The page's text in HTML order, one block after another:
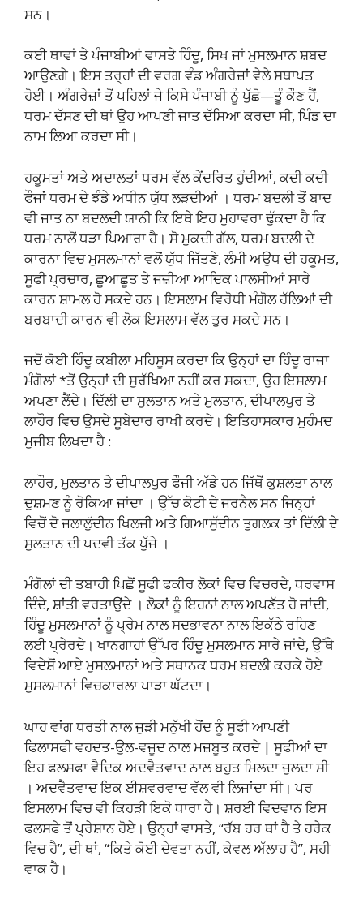
ਸਨ।
ਕਈ ਥਾਵਾਂ ਤੇ ਪੰਜਾਬੀਆਂ ਵਾਸਤੇ ਹਿੰਦੂ, ਸਿਖ ਜਾਂ ਮੁਸਲਮਾਨ ਸ਼ਬਦ
ਆਉਣਗੇ। ਇਸ ਤਰ੍ਹਾਂ ਦੀ ਵਰਗ ਵੰਡ ਅੰਗਰੇਜ਼ਾਂ ਵੇਲੇ ਸਥਾਪਤ
ਹੋਈ। ਅੰਗਰੇਜ਼ਾਂ ਤੋਂ ਪਹਿਲਾਂ ਜੇ ਕਿਸੇ ਪੰਜਾਬੀ ਨੂੰ ਪੁੱਛੋ—ਤੂੰ ਕੌਣ ਹੈਂ,
ਧਰਮ ਦੱਸਣ ਦੀ ਥਾਂ ਉਹ ਆਪਣੀ ਜਾਤ ਦੱਸਿਆ ਕਰਦਾ ਸੀ, ਪਿੰਡ ਦਾ
ਨਾਮ ਲਿਆ ਕਰਦਾ ਸੀ।
ਹਕੂਮਤਾਂ ਅਤੇ ਅਦਾਲਤਾਂ ਧਰਮ ਵੱਲ ਕੇਂਦਰਿਤ ਹੁੰਦੀਆਂ, ਕਦੀ ਕਦੀ
ਫੌਜਾਂ ਧਰਮ ਦੇ ਝੰਡੇ ਅਧੀਨ ਯੁੱਧ ਲੜਦੀਆਂ । ਧਰਮ ਬਦਲੀ ਤੋਂ ਬਾਦ
ਵੀ ਜਾਤ ਨਾ ਬਦਲਦੀ ਯਾਨੀ ਕਿ ਇਥੇ ਇਹ ਮੁਹਾਵਰਾ ਢੁੱਕਦਾ ਹੈ ਕਿ
ਧਰਮ ਨਾਲੋਂ ਧੜਾ ਪਿਆਰਾ ਹੈ। ਸੋ ਮੁਕਦੀ ਗੱਲ, ਧਰਮ ਬਦਲੀ ਦੇ
ਕਾਰਨਾ ਵਿਚ ਮੁਸਲਮਾਨਾਂ ਵਲੋਂ ਯੁੱਧ ਜਿੱਤਣੇ, ਲੰਮੀ ਅਉਧ ਦੀ ਹਕੂਮਤ,
ਸੂਫੀ ਪ੍ਰਚਾਰ, ਛੂਆਛੂਤ ਤੇ ਜਜ਼ੀਆ ਆਦਿਕ ਪਾਲਸੀਆਂ ਸਾਰੇ
ਕਾਰਨ ਸ਼ਾਮਲ ਹੋ ਸਕਦੇ ਹਨ। ਇਸਲਾਮ ਵਿਰੋਧੀ ਮੰਗੋਲ ਹੱਲਿਆਂ ਦੀ
ਬਰਬਾਦੀ ਕਾਰਨ ਵੀ ਲੋਕ ਇਸਲਾਮ ਵੱਲ ਤੁਰ ਸਕਦੇ ਸਨ।
ਜਦੋਂ ਕੋਈ ਹਿੰਦੂ ਕਬੀਲਾ ਮਹਿਸੂਸ ਕਰਦਾ ਕਿ ਉਨ੍ਹਾਂ ਦਾ ਹਿੰਦੂ ਰਾਜਾ
ਮੰਗੋਲਾਂ *ਤੋਂ ਉਨ੍ਹਾਂ ਦੀ ਸੁਰੱਖਿਆ ਨਹੀਂ ਕਰ ਸਕਦਾ, ਉਹ ਇਸਲਾਮ
ਅਪਣਾ ਲੈਂਦੇ। ਦਿੱਲੀ ਦਾ ਸੁਲਤਾਨ ਅਤੇ ਮੁਲਤਾਨ, ਦੀਪਾਲਪੁਰ ਤੇ
ਲਾਹੌਰ ਵਿਚ ਉਸਦੇ ਸੂਬੇਦਾਰ ਰਾਖੀ ਕਰਦੇ। ਇਤਿਹਾਸਕਾਰ ਮੁਹੰਮਦ
ਮੁਜੀਬ ਲਿਖਦਾ ਹੈ :
ਲਾਹੌਰ, ਮੁਲਤਾਨ ਤੇ ਦੀਪਾਲਪੁਰ ਫੌਜੀ ਅੱਡੇ ਹਨ ਜਿੱਥੋਂ ਕੁਸ਼ਲਤਾ ਨਾਲ
ਦੁਸ਼ਮਣ ਨੂੰ ਰੋਕਿਆ ਜਾਂਦਾ । ਉੱਚ ਕੋਟੀ ਦੇ ਜਰਨੈਲ ਸਨ ਜਿਨ੍ਹਾਂ
ਵਿਚੋਂ ਦੋ ਜਲਾਲੁੱਦੀਨ ਖਿਲਜੀ ਅਤੇ ਗਿਆਸੁੱਦੀਨ ਤੁਗਲਕ ਤਾਂ ਦਿੱਲੀ ਦੇ
ਸੁਲਤਾਨ ਦੀ ਪਦਵੀ ਤੱਕ ਪੁੱਜੇ ।
ਮੰਗੋਲਾਂ ਦੀ ਤਬਾਹੀ ਪਿਛੋਂ ਸੂਫੀ ਫਕੀਰ ਲੋਕਾਂ ਵਿਚ ਵਿਚਰਦੇ, ਧਰਵਾਸ
ਦਿੰਦੇ, ਸ਼ਾਂਤੀ ਵਰਤਾਉਂਦੇ । ਲੋਕਾਂ ਨੂੰ ਇਹਨਾਂ ਨਾਲ ਅਪਣੱਤ ਹੋ ਜਾਂਦੀ,
ਹਿੰਦੂ ਮੁਸਲਮਾਨਾਂ ਨੂੰ ਪ੍ਰੇਮ ਨਾਲ ਸਦਭਾਵਨਾ ਨਾਲ ਇਕੱਠੇ ਰਹਿਣ
ਲਈ ਪ੍ਰੇਰਦੇ। ਖਾਨਗਾਹਾਂ ਉੱਪਰ ਹਿੰਦੂ ਮੁਸਲਮਾਨ ਸਾਰੇ ਜਾਂਦੇ, ਉੱਥੇ
ਵਿਦੇਸ਼ੋਂ ਆਏ ਮੁਸਲਮਾਨਾਂ ਅਤੇ ਸਥਾਨਕ ਧਰਮ ਬਦਲੀ ਕਰਕੇ ਹੋਏ
ਮੁਸਲਮਾਨਾਂ ਵਿਚਕਾਰਲਾ ਪਾੜਾ ਘੱਟਦਾ।
ਘਾਹ ਵਾਂਗ ਧਰਤੀ ਨਾਲ ਜੁੜੀ ਮਨੁੱਖੀ ਹੋਂਦ ਨੂੰ ਸੂਫੀ ਆਪਣੀ
ਫਿਲਾਸਫੀ ਵਹਦਤ-ਉਲ-ਵਜੂਦ ਨਾਲ ਮਜ਼ਬੂਤ ਕਰਦੇ | ਸੂਫੀਆਂ ਦਾ
ਇਹ ਫਲਸਫਾ ਵੈਦਿਕ ਅਦਵੈਤਵਾਦ ਨਾਲ ਬਹੁਤ ਮਿਲਦਾ ਜੁਲਦਾ ਸੀ
। ਅਦਵੈਤਵਾਦ ਇਕ ਈਸ਼ਵਰਵਾਦ ਵੱਲ ਵੀ ਲਿਜਾਂਦਾ ਸੀ। ਪਰ
ਇਸਲਾਮ ਵਿਚ ਵੀ ਕਿਹੜੀ ਇਕੋ ਧਾਰਾ ਹੈ। ਸ਼ਰਈ ਵਿਦਵਾਨ ਇਸ
ਫਲਸਫੇ ਤੋਂ ਪ੍ਰੇਸ਼ਾਨ ਹੋਏ। ਉਨ੍ਹਾਂ ਵਾਸਤੇ, “ਰੱਬ ਹਰ ਥਾਂ ਹੈ ਤੇ ਹਰੇਕ
ਵਿਚ ਹੈ”, ਦੀ ਥਾਂ, “ਕਿਤੇ ਕੋਈ ਦੇਵਤਾ ਨਹੀਂ, ਕੇਵਲ ਅੱਲਾਹ ਹੈ”, ਸਹੀ
ਵਾਕ ਹੈ।